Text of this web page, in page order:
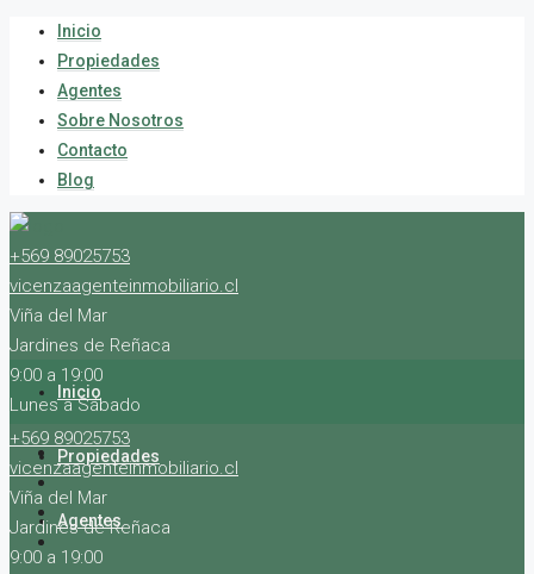
Inicio
Propiedades
Agentes
Sobre Nosotros
Contacto
Blog
+569 89025753
vicenzaagenteinmobiliario.cl
Viña del Mar
Jardines de Reñaca
9:00 a 19:00
Lunes a Sábado
Inicio
Propiedades
Agentes
+569 89025753
vicenzaagenteinmobiliario.cl
Viña del Mar
Jardines de Reñaca
9:00 a 19:00